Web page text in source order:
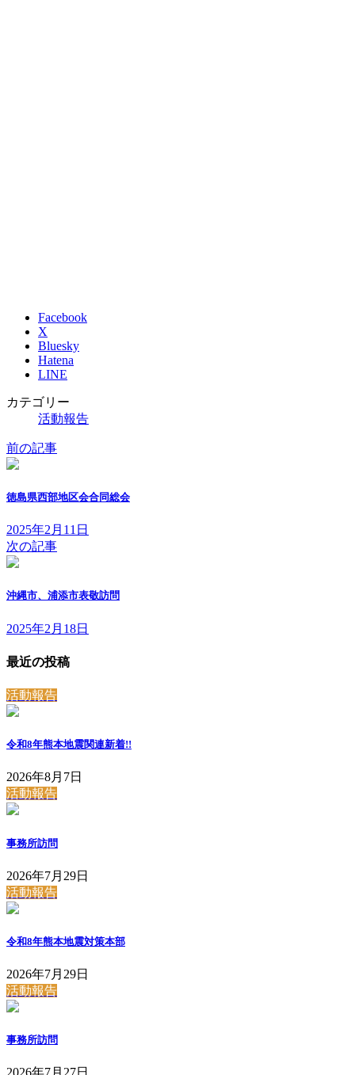
Facebook
X
Bluesky
Hatena
LINE
カテゴリー
活動報告
前の記事
徳島県西部地区会合同総会
2025年2月11日
次の記事
沖縄市、浦添市表敬訪問
2025年2月18日
最近の投稿
活動報告
令和8年熊本地震関連新着!!
2026年8月7日
活動報告
事務所訪問
2026年7月29日
活動報告
令和8年熊本地震対策本部
2026年7月29日
活動報告
事務所訪問